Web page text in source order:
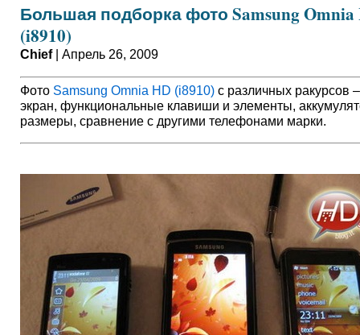
Большая подборка фото Samsung Omnia
(i8910)
Chief| Апрель 26, 2009
Фото Samsung Omnia HD (i8910) с различных ракурсов
экран, функциональные клавиши и элементы,
размеры, сравнение с другими телефонами марки.